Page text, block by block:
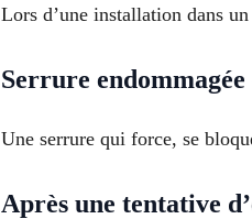
Lors d’une installation dans
Serrure
Une serrure qui force, se
Après une tentative